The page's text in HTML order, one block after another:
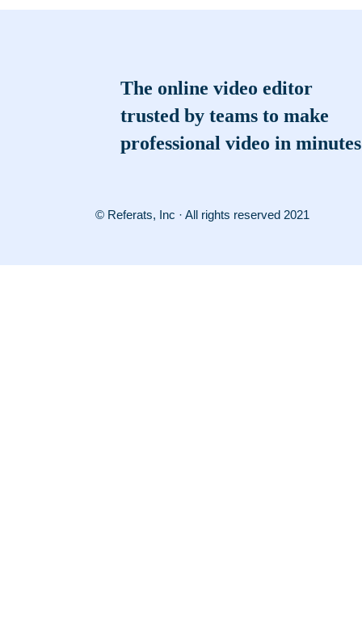
The online video editor
trusted by teams to make
professional video in minutes
© Referats, Inc · All rights reserved 2021